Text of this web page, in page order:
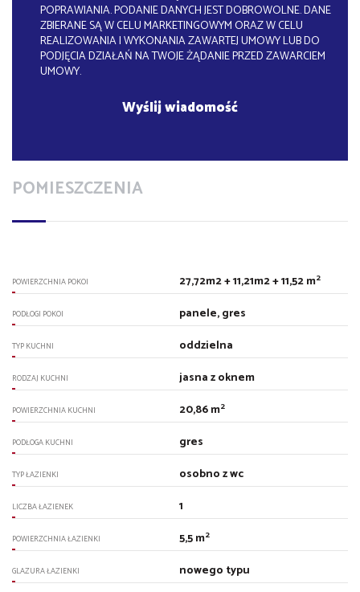
POPRAWIANIA. PODANIE DANYCH JEST DOBROWOLNE. DANE
ZBIERANE SĄ W CELU MARKETINGOWYM ORAZ W CELU
REALIZOWANIA I WYKONANIA ZAWARTEJ UMOWY LUB DO
PODJĘCIA DZIAŁAŃ NA TWOJE ŻĄDANIE PRZED ZAWARCIEM
UMOWY.
POMIESZCZENIA
POWIERZCHNIA POKOI 27,72m2 + 11,21m2 + 11,52 m2
PODŁOGI POKOI panele, gres
TYP KUCHNI oddzielna
RODZAJ KUCHNI jasna z oknem
POWIERZCHNIA KUCHNI 20,86 m2
PODŁOGA KUCHNI gres
TYP ŁAZIENKI osobno z wc
LICZBA ŁAZIENEK 1
POWIERZCHNIA ŁAZIENKI 5,5 m2
GLAZURA ŁAZIENKI nowego typu